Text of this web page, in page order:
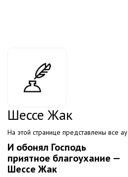
Шессе Жак
На этой странице представлены все
И обонял Господь
приятное благоухание —
Шессе Жак